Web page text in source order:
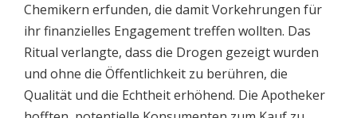
Chemikern erfunden, die damit Vorkehrungen für
ihr finanzielles Engagement treffen wollten. Das
Ritual verlangte, dass die Drogen gezeigt wurden
und ohne die Öffentlichkeit zu berühren, die
Qualität und die Echtheit erhöhend. Die Apotheker